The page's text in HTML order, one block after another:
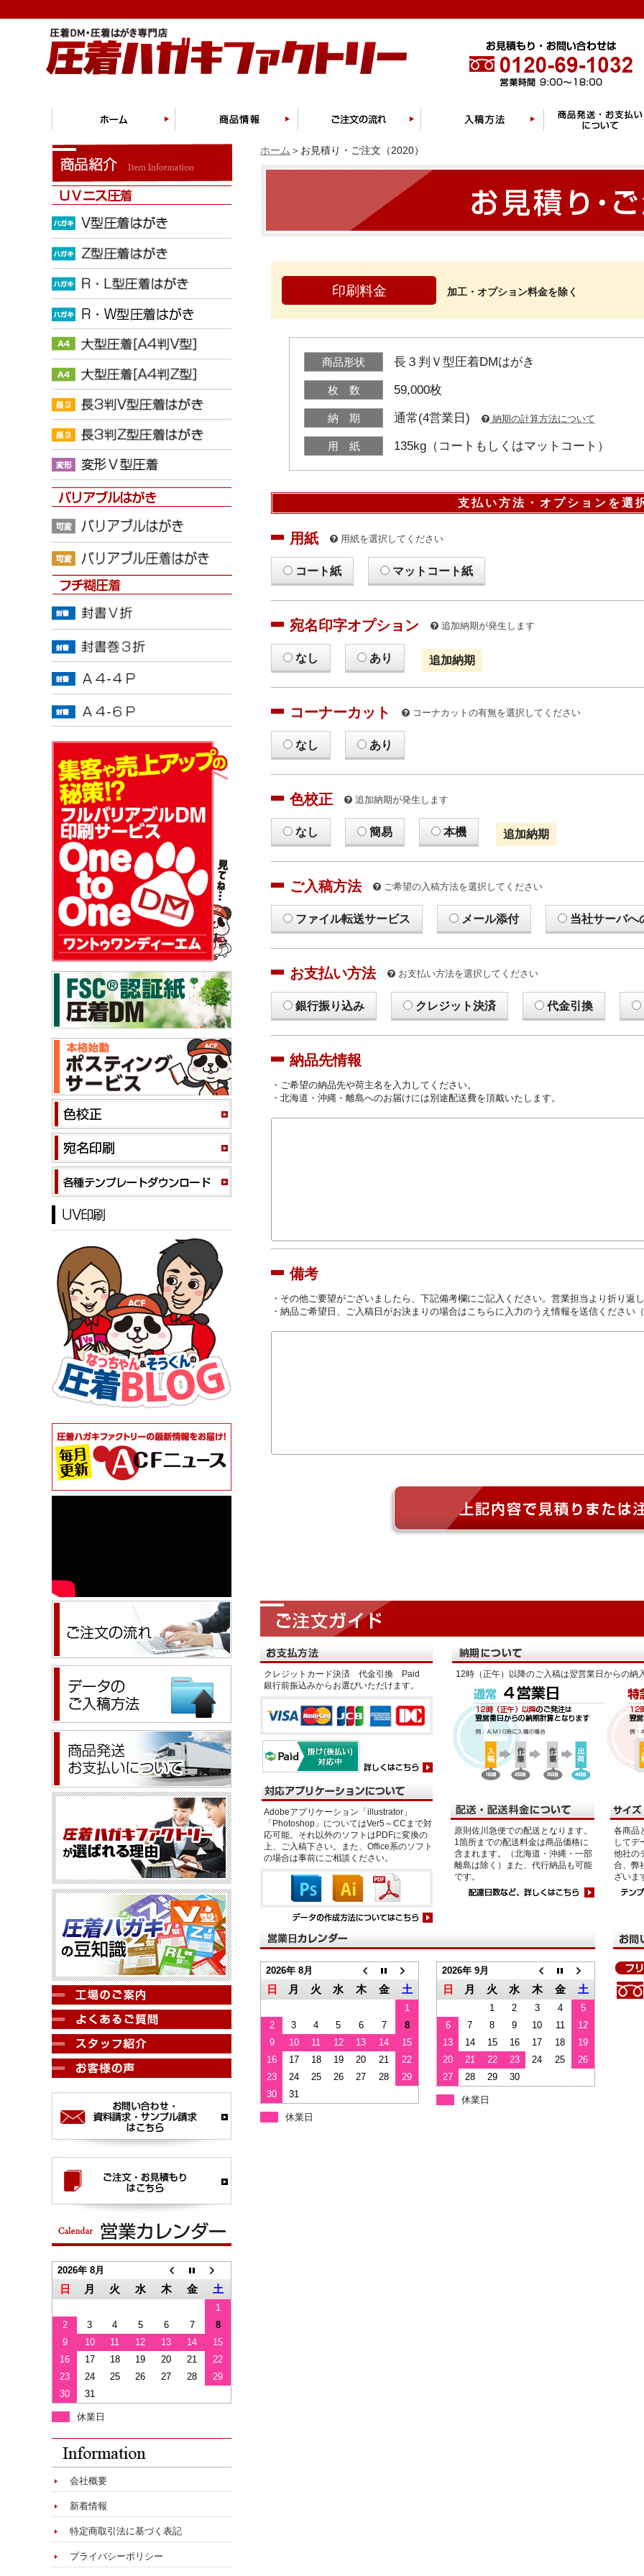
ホーム ＞お見積り・ご注文（2020）
印刷料金 加工・オプション料金を除く
商品形状 長３判Ｖ型圧着DMはがき
枚 数 59,000枚
納 期 通常(4営業日) 納期の計算方法について
用 紙 135kg（コートもしくはマットコート）
支払い方法・オプションを選
用紙 用紙を選択してください
コート紙 マットコート紙
宛名印字オプション 追加納期が発生します
なし あり 追加納期
コーナーカット コーナカットの有無を選択してください
なし あり
色校正 追加納期が発生します
なし 簡易 本機 追加納期
ご入稿方法 ご希望の入稿方法を選択してください
ファイル転送サービス メール添付 当社サーバへ
お支払い方法 お支払い方法を選択してください
銀行振り込み クレジット決済 代金引換
納品先情報
・ご希望の納品先や荷主名を入力してください。
・北海道・沖縄・離島へのお届けには別途配送費を頂戴いたします。
備考
・その他ご要望がございましたら、下記備考欄にご記入ください。営業担当より折り返
・納品ご希望日、ご入稿日がお決まりの場合はこちらに入力のうえ情報を送信ください
クレジットカード決済 代金引換 Paid
銀行前振込みからお選びいただけます。
12時（正午）以降のご入稿は翌営業日からの納
Adobeアプリケーション「illustrator」
「Photoshop」についてはVer5～CCまで対
応可能。それ以外のソフトはPDFに変換の
上、ご入稿下さい。また、Office系のソフト
の場合は事前にご相談ください。
原則佐川急便での配送となります。
1箇所までの配送料金は商品価格に
含まれます。（北海道・沖縄・一部
離島は除く）また、代行納品も可能
です。
各商品
してデ
他社の
合、弊
ざいま
2026年 8月
日 月 火 水 木 金 土
1
2
3 4 5 6 7
8
9
10 11 12 13 14
15
16
17 18 19 20 21
22
23
24 25 26 27 28
29
30
31
休業日
2026年 9月
日 月 火 水 木 金 土
1 2 3 4
5
6
7 8 9 10 11
12
13
14 15 16 17 18
19
20
21 22 23 24 25
26
27
28 29 30
休業日
2026年 8月
日 月 火 水 木 金 土
1
2
3 4 5 6 7
8
9
10 11 12 13 14
15
16
17 18 19 20 21
22
23
24 25 26 27 28
29
30
31
休業日
会社概要
新着情報
特定商取引法に基づく表記
プライバシーポリシー